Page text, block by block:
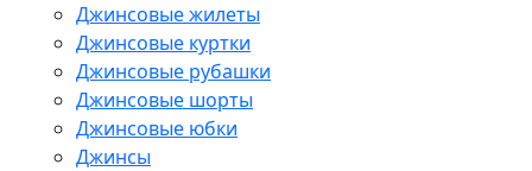
Джинсовые жилеты
Джинсовые куртки
Джинсовые рубашки
Джинсовые шорты
Джинсовые юбки
Джинсы